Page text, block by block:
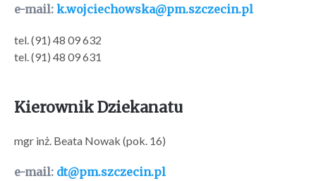
e-mail: k.wojciechowska@pm.szczecin.pl
tel. (91) 48 09 632
tel. (91) 48 09 631
Kierownik Dziekanatu
mgr inż. Beata Nowak (pok. 16)
e-mail: dt@pm.szczecin.pl